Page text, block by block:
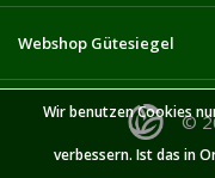
Webshop Gütesiegel
©
Wir benutzen Cookies
verbessern. Ist das in